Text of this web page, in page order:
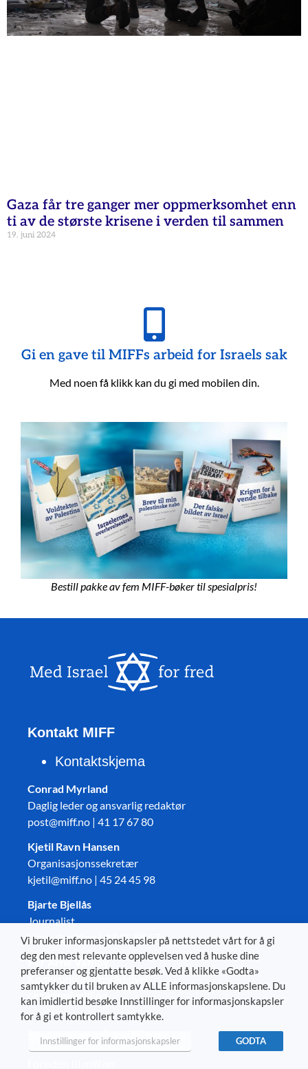
Gaza får tre ganger mer oppmerksomhet enn
ti av de største krisene i verden til sammen
19. juni 2024
Gi en gave til MIFFs arbeid for Israels sak
Med noen få klikk kan du gi med mobilen din.
Bestill pakke av fem MIFF-bøker til spesialpris!
Kontakt MIFF
Kontaktskjema
Conrad Myrland
Daglig leder og ansvarlig redaktør
post@miff.no | 41 17 67 80
Kjetil Ravn Hansen
Organisasjonssekretær
kjetil@miff.no | 45 24 45 98
Bjarte Bjellås
Journalist
bjarte@miff.no | 47 25 88 57
Per Arne Vatnøy
Kommunikasjonsrådgiver
per.arne@miff.no
Snarveier på miff.no
Vi bruker informasjonskapsler på nettstedet vårt for å gi
deg den mest relevante opplevelsen ved å huske dine
preferanser og gjentatte besøk. Ved å klikke «Godta»
samtykker du til bruken av ALLE informasjonskapslene. Du
kan imidlertid besøke Innstillinger for informasjonskapsler
for å gi et kontrollert samtykke.
Innstillinger for informasjonskapsler GODTA